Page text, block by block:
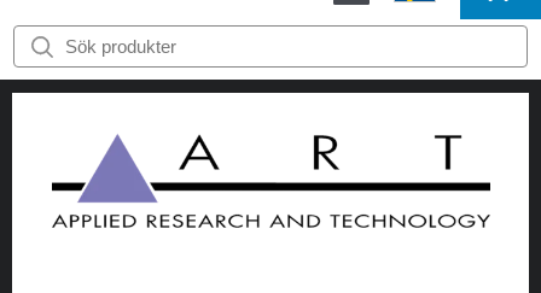
START
VARUMÄRKEN
NYHETER
OM